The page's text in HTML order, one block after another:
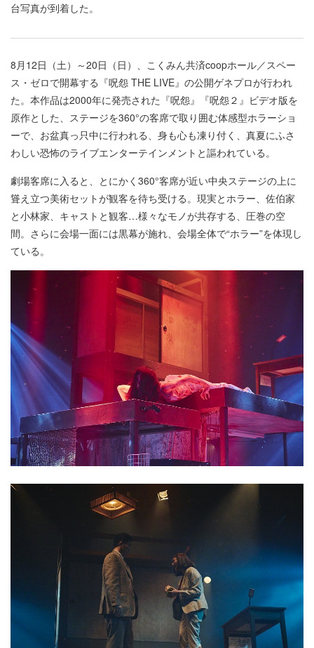
台写真が到着した。
8月12日（土）～20日（日）、こくみん共済coopホール／スペー
ス・ゼロで開幕する『呪怨 THE LIVE』の公開ゲネプロが行われ
た。本作品は2000年に発売された『呪怨』『呪怨２』ビデオ版を
原作とした、ステージを360°の客席で取り囲む体感型ホラーショ
ーで、お盆真っ只中に行われる、身も心も凍り付く、真夏にふさ
わしい恐怖のライブエンターテインメントと謳われている。
劇場客席に入ると、とにかく360°客席が近い中央ステージの上に
聳え立つ美術セットが観客を待ち受ける。現実とホラー、佐伯家
と小林家、キャストと観客…様々なモノが共存する、圧巻の空
間。さらに会場一面には黒幕が施れ、会場全体で“ホラー”を体現し
ている。